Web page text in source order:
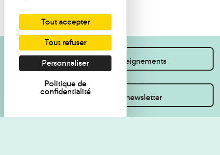
Je souhaite des renseignements
Inscrivez-vous à la newsletter
Tout accepter
Tout refuser
Personnaliser
Politique de
confidentialité